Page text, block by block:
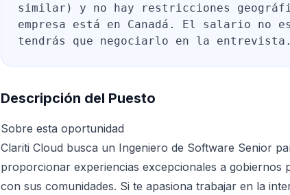
similar) y no hay restricciones
empresa está en Canadá. El salario no
tendrás que negociarlo en la entrevista.
Descripción del Puesto
Sobre esta oportunidad
Clariti Cloud busca un Ingeniero de Software Senior
proporcionar experiencias excepcionales a gobiernos
con sus comunidades. Si te apasiona trabajar en la